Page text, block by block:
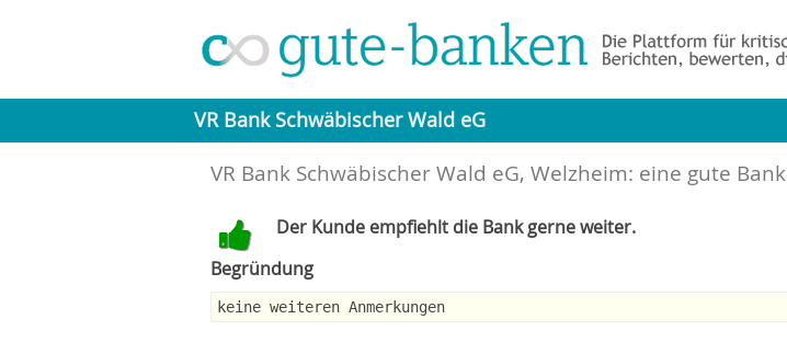
VR Bank Schwäbischer Wald eG
VR Bank Schwäbischer Wald eG, Welzheim: eine gute Bank
Der Kunde empfiehlt die Bank gerne weiter.
Begründung
keine weiteren Anmerkungen